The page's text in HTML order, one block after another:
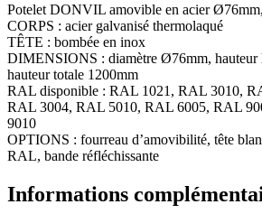
Potelet DONVIL amovible en acier
CORPS : acier galvanisé thermolaqué
TÊTE : bombée en inox
DIMENSIONS : diamètre Ø76mm, hauteur
hauteur totale 1200mm
RAL disponible : RAL 1021, RAL 3010,
RAL 3004, RAL 5010, RAL 6005, RAL
9010
OPTIONS : fourreau d’amovibilité, tête
RAL, bande réfléchissante
Informations